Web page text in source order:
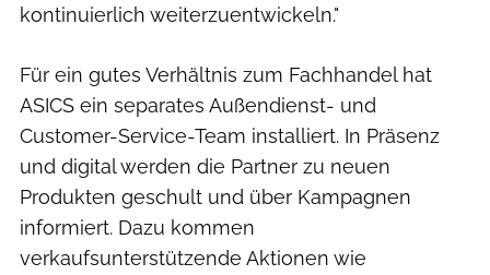
kontinuierlich weiterzuentwickeln."
Für ein gutes Verhältnis zum Fachhandel hat
ASICS ein separates Außendienst- und
Customer-Service-Team installiert. In Präsenz
und digital werden die Partner zu neuen
Produkten geschult und über Kampagnen
informiert. Dazu kommen
verkaufsunterstützende Aktionen wie